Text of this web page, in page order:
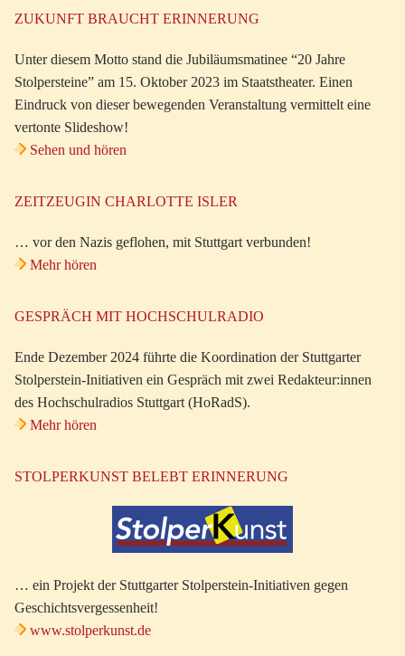
ZUKUNFT BRAUCHT ERINNERUNG
Unter diesem Motto stand die Jubiläumsmatinee “20 Jahre
Stolpersteine” am 15. Oktober 2023 im Staatstheater. Einen
Eindruck von dieser bewegenden Veranstaltung vermittelt eine
vertonte Slideshow!
Sehen und hören
ZEITZEUGIN CHARLOTTE ISLER
… vor den Nazis geflohen, mit Stuttgart verbunden!
Mehr hören
GESPRÄCH MIT HOCHSCHULRADIO
Ende Dezember 2024 führte die Koordination der Stuttgarter
Stolperstein-Initiativen ein Gespräch mit zwei Redakteur:innen
des Hochschulradios Stuttgart (HoRadS).
Mehr hören
STOLPERKUNST BELEBT ERINNERUNG
… ein Projekt der Stuttgarter Stolperstein-Initiativen gegen
Geschichtsvergessenheit!
www.stolperkunst.de